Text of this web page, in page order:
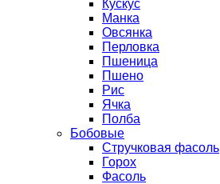
Кускус
Манка
Овсянка
Перловка
Пшеница
Пшено
Рис
Ячка
Полба
Бобовые
Стручковая фасоль
Горох
Фасоль